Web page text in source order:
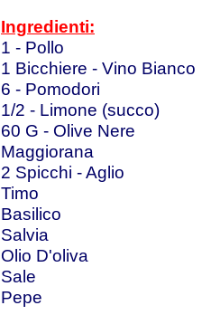
Ingredienti:
1 - Pollo
1 Bicchiere - Vino Bianco
6 - Pomodori
1/2 - Limone (succo)
60 G - Olive Nere
Maggiorana
2 Spicchi - Aglio
Timo
Basilico
Salvia
Olio D'oliva
Sale
Pepe